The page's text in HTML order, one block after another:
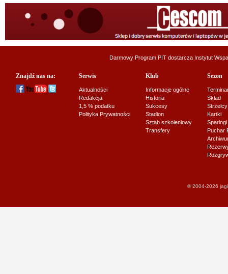
Darmowy Program PIT dostarcza Instytut
Znajdź nas na: Serwis
Aktualności
Redakcja
1,5 % podatku
Polityka Prywatności
Klub
Informacje ogólne
Historia
Sukcesy
Stadion
Sztab szkoleniowy
Transfery
Sezon
Skład
Strzelcy
Kartki
Sparingi
Puchar
© 2004-2026